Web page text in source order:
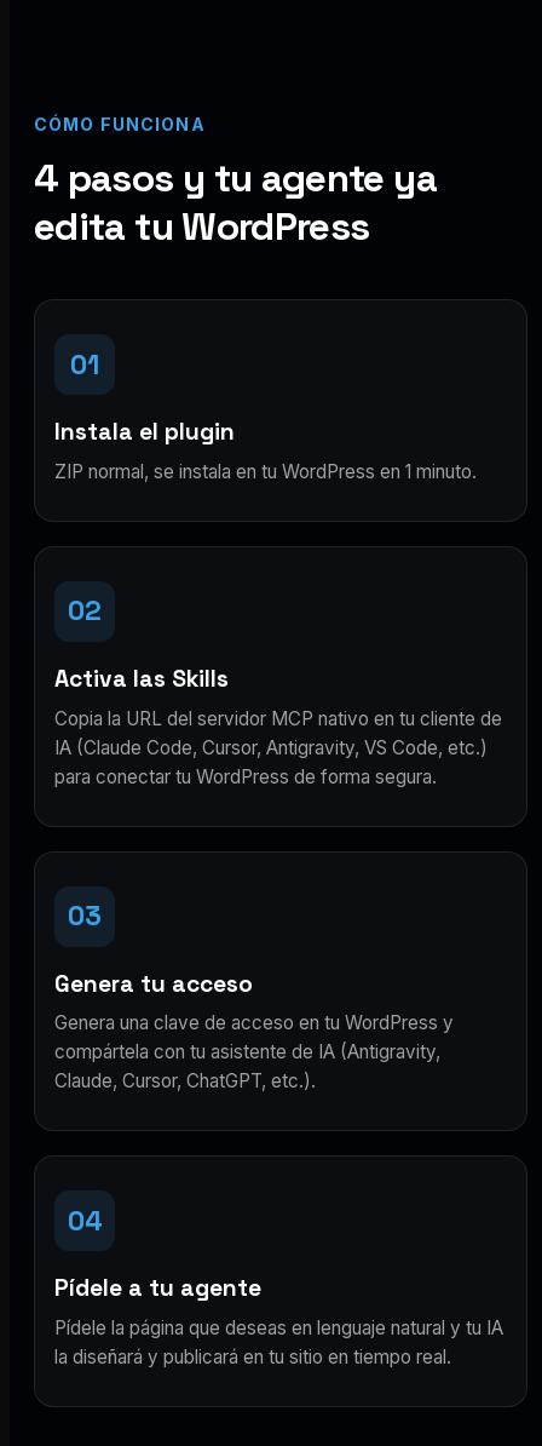
CÓMO FUNCIONA
4 pasos y tu agente ya
edita tu WordPress
01
Instala el plugin
ZIP normal, se instala en tu WordPress en 1 minuto.
02
Activa las Skills
Copia la URL del servidor MCP nativo en tu cliente de
IA (Claude Code, Cursor, Antigravity, VS Code, etc.)
para conectar tu WordPress de forma segura.
03
Genera tu acceso
Genera una clave de acceso en tu WordPress y
compártela con tu asistente de IA (Antigravity,
Claude, Cursor, ChatGPT, etc.).
04
Pídele a tu agente
Pídele la página que deseas en lenguaje natural y tu IA
la diseñará y publicará en tu sitio en tiempo real.